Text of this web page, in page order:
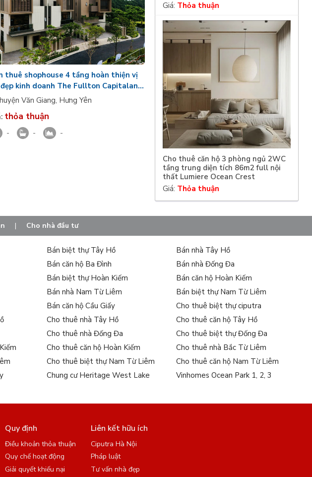
thuê shophouse 4 tầng hoàn thiện vị
kinh doanh The Fullton Capitaland
Park 3
huyện Văn Giang, Hưng Yên
thỏa thuận
- - -
Giá: Thỏa thuận
Cho thuê căn hộ 3 phòng ngủ 2WC
tầng trung diện tích 86m2 full nội
thất Lumiere Ocean Crest
Giá: Thỏa thuận
| Cho nhà đầu tư
Bán biệt thự Tây Hồ
Bán nhà Tây Hồ
Bán căn hộ Ba Đình
Bán nhà Đống Đa
Bán biệt thự Hoàn Kiếm
Bán căn hộ Hoàn Kiếm
Bán nhà Nam Từ Liêm
Bán biệt thự Nam Từ Liêm
Bán căn hộ Cầu Giấy
Cho thuê biệt thự ciputra
Cho thuê nhà Tây Hồ
Cho thuê căn hộ Tây Hồ
Cho thuê nhà Đống Đa
Cho thuê biệt thự Đống Đa
Cho thuê căn hộ Hoàn Kiếm
Cho thuê nhà Bắc Từ Liêm
Cho thuê biệt thự Nam Từ Liêm
Cho thuê căn hộ Nam Từ Liêm
Chung cư Heritage West Lake
Vinhomes Ocean Park 1, 2, 3
Quy định
Điều khoản thỏa thuận
Quy chế hoạt động
Giải quyết khiếu nại
Liên kết hữu ích
Ciputra Hà Nội
Pháp luật
Tư vấn nhà đẹp